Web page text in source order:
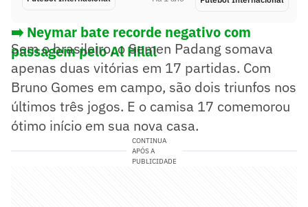
➡️ Neymar bate recorde negativo com
passagem pelo Al Hilal
Sem o brasileiro, o Semen Padang somava
apenas duas vitórias em 17 partidas. Com
Bruno Gomes em campo, são dois triunfos nos
últimos três jogos. E o camisa 17 comemorou
ótimo início em sua nova casa.
CONTINUA
APÓS A
PUBLICIDADE